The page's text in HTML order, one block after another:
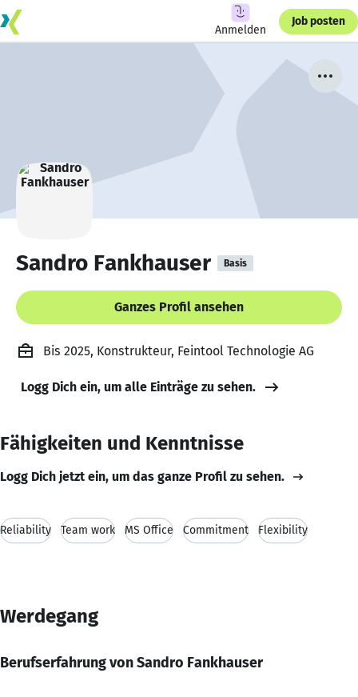
Anmelden
Job posten
Sandro Fankhauser Basis
Ganzes Profil ansehen
Bis 2025, Konstrukteur, Feintool Technologie AG
Logg Dich ein, um alle Einträge zu sehen.
Fähigkeiten und Kenntnisse
Logg Dich jetzt ein, um das ganze Profil zu sehen.
Reliability Team work MS Office Commitment Flexibility
Werdegang
Berufserfahrung von Sandro Fankhauser